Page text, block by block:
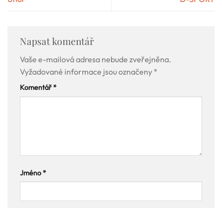
Napsat komentář
Vaše e-mailová adresa nebude zveřejněna.
Vyžadované informace jsou označeny *
Komentář*
Jméno*